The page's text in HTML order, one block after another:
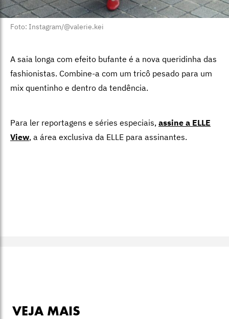
Foto: Instagram/@valerie.kei
A saia longa com efeito bufante é a nova queridinha das
fashionistas. Combine-a com um tricô pesado para um
mix quentinho e dentro da tendência.
Para ler reportagens e séries especiais, assine a ELLE
View, a área exclusiva da ELLE para assinantes.
VEJA MAIS